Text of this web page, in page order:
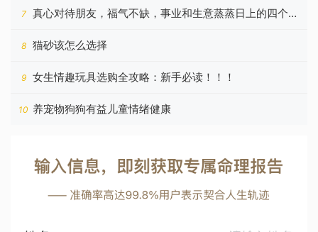
7
真心对待朋友，福气不缺，事业和生意蒸蒸日上的四个星
座
8 猫砂该怎么选择
9 女生情趣玩具选购全攻略：新手必读！！！
10 养宠物狗狗有益儿童情绪健康